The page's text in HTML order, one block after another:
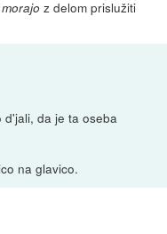
morajo z delom prislužiti
da je ta oseba
na glavico.